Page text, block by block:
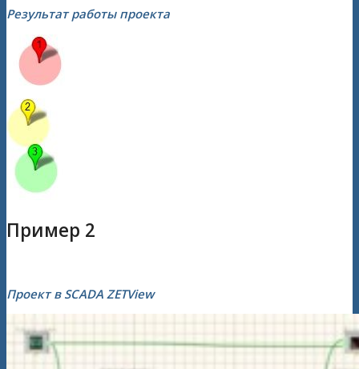
Результат работы проекта
Пример 2
Проект в SCADA ZETView